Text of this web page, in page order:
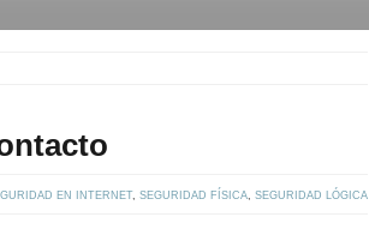
EN INTERNET, SEGURIDAD FÍSICA, SEGURIDAD LÓGICA